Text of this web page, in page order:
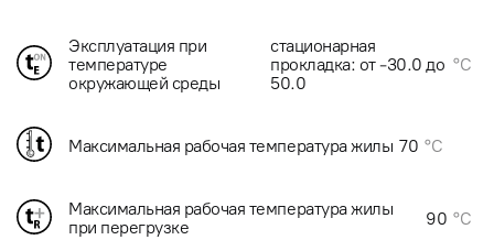
Эксплуатация при
температуре
окружающей среды
стационарная
прокладка: от -30.0 до
50.0
°C
Максимальная рабочая температура жилы 70 °C
Максимальная рабочая температура жилы
при перегрузке
90 °C